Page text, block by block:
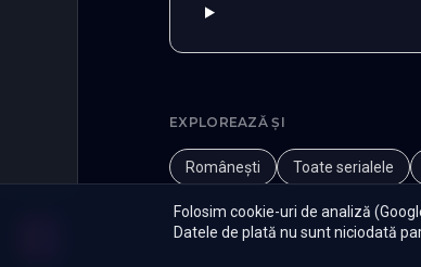
Folosim cookie-uri de analiză
Datele de plată nu sunt niciodată
EXPLOREAZĂ ȘI
Românești Toate serialele